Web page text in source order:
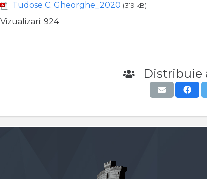
Tudose C. Gheorghe_2020 (319 kB)
Vizualizari: 924
Distribuie